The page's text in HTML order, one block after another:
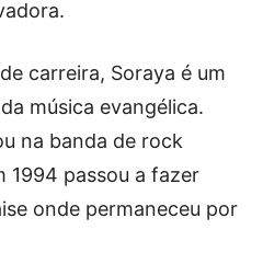
carreira, Soraya é um
música evangélica.
na banda de rock
1994 passou a fazer
onde permaneceu por